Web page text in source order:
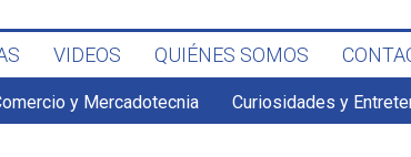
VIDEOS QUIÉNES SOMOS
y Mercadotecnia Curiosidades y